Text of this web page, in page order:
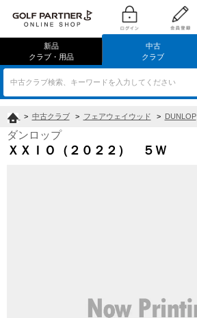
新品
クラブ・用品
中古
クラブ
中古クラブ検索、キーワードを入力してください
> 中古クラブ > フェアウェイウッド > DUNLOP
ダンロップ
ＸＸＩＯ（２０２２） ５Ｗ